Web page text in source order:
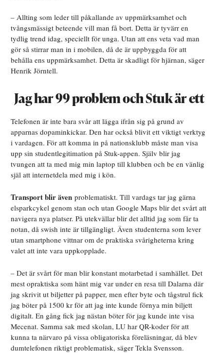
– Allting som leder till påkallande av uppmärksamhet och
tvångsmässigt beteende vill man få bort. Detta är tyvärr en
tydlig trend idag, speciellt för unga. Utan att ens veta vad man
gör så stirrar man in i mobilen, då de är uppbyggda för att
behålla ens uppmärksamhet. Detta är skadligt för hjärnan, säger
Henrik Jörntell.
Jag har 99 problem och Stuk är ett
Telefonen är inte bara svår att lägga ifrån sig på grund av
apparnas dopaminkickar. Den har också blivit ett viktigt verktyg
i vardagen. För att komma in på nationsklubb måste man visa
upp sin studentlegitimation på Stuk-appen. Själv blir jag
tvungen att ta med mig min laptop till klubben och be en vänlig
själ att internetdela med mig i kön.
Transport blir även problematiskt. Till vardags tar jag gärna
elsparkcykel genom stan och utan Google Maps blir det svårt att
navigera nya platser. På utekvällar blir det alltid jag som får ta
notan, då swish inte är tillgängligt. Även studenterna som lever
utan smartphone vittnar om de praktiska svårigheterna kring
valet att inte vara uppkopplade.
– Det är svårt för man blir konstant motarbetad i samhället. Det
mest opraktiska som hänt mig var under en resa till Dalarna där
jag skrivit ut biljetter på papper, men efter byte och tågstrul fick
jag böter på 1500 kr för att jag inte kunde förnya min biljett
digitalt. En gång fick jag nästan böter för jag kunde inte visa
Mecenat. Samma sak med skolan, LU har QR-koder för att
kunna ta närvaro på vissa obligatoriska föreläsningar, då blev
dumtelefonen riktigt problematisk, säger Tekla Svensson.